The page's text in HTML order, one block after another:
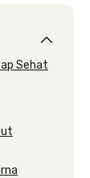
Sehat